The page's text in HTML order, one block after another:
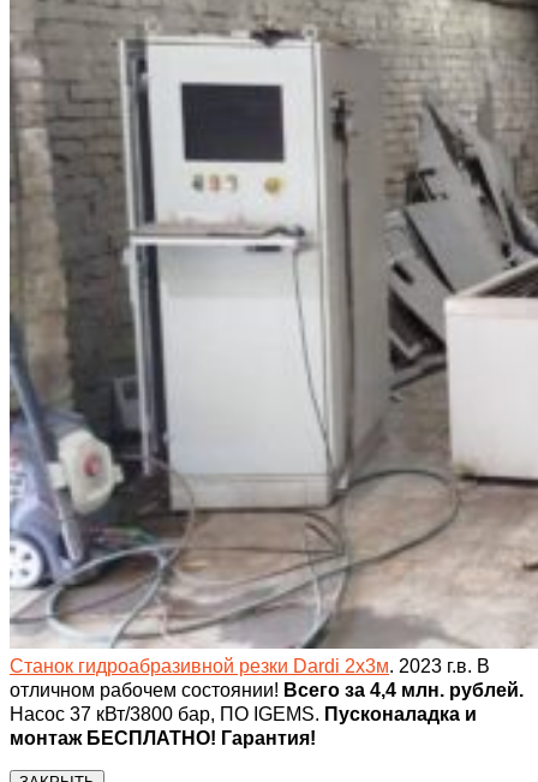
Станок гидроабразивной резки Dardi 2х3м. 2023 г.в. В
отличном рабочем состоянии! Всего за 4,4 млн. рублей.
Насос 37 кВт/3800 бар, ПО IGEMS. Пусконаладка и
монтаж БЕСПЛАТНО! Гарантия!